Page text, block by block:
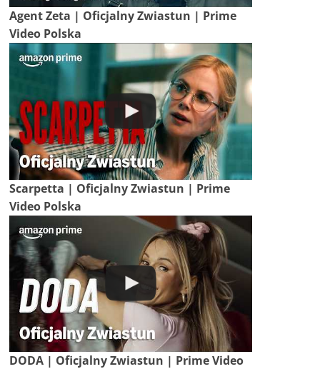
Agent Zeta | Oficjalny Zwiastun | Prime
Video Polska
Scarpetta | Oficjalny Zwiastun | Prime
Video Polska
DODA | Oficjalny Zwiastun | Prime Video